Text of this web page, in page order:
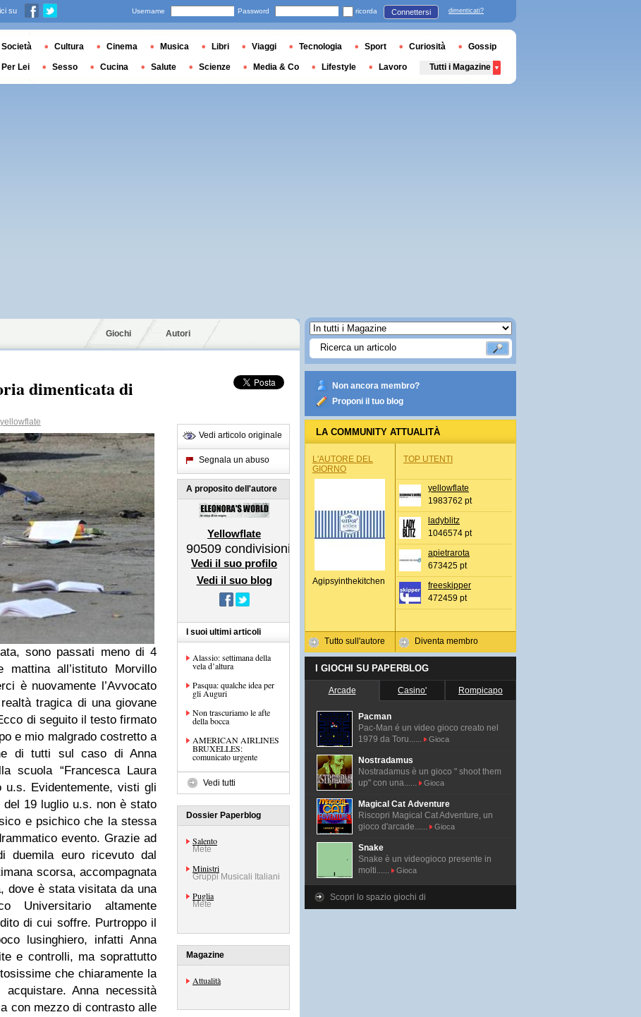
Giochi Autori
dimenticata di
sono passati meno di 4
mattina all’istituto Morvillo
è nuovamente l’Avvocato
tragica di una giovane
di seguito il testo firmato
e mio malgrado costretto a
di tutti sul caso di Anna
scuola “Francesca Laura
u.s. Evidentemente, visti gli
19 luglio u.s. non è stato
e psichico che la stessa
evento. Grazie ad
duemila euro ricevuto dal
scorsa, accompagnata
dove è stata visitata da una
Universitario altamente
di cui soffre. Purtroppo il
lusinghiero, infatti Anna
e controlli, ma soprattutto
che chiaramente la
Anna necessità
con mezzo di contrasto alle
Vedi articolo originale
Segnala un abuso
A proposito dell'autore
Yellowflate
90509 condivisioni
Vedi il suo profilo
Vedi il suo blog
I suoi ultimi articoli
Alassio: settimana della
vela d’altura
Pasqua: qualche idea per
gli Auguri
Non trascuriamo le afte
della bocca
AMERICAN AIRLINES
BRUXELLES:
comunicato urgente
Vedi tutti
Dossier Paperblog
Salento
Mete
Ministri
Gruppi Musicali Italiani
Puglia
Mete
Magazine
Attualità
Non ancora membro?
Proponi il tuo blog
LA COMMUNITY ATTUALITÀ
L'AUTORE DEL
GIORNO
Agipsyinthekitchen
Tutto sull'autore
TOP UTENTI
yellowflate
1983762 pt
ladyblitz
1046574 pt
apietrarota
673425 pt
freeskipper
472459 pt
Diventa membro
I GIOCHI SU PAPERBLOG
Arcade Casino' Rompicapo
Pacman
Pac-Man é un video gioco creato nel
1979 da Toru......
Gioca
Nostradamus
Nostradamus è un gioco " shoot them
up" con una......
Gioca
Magical Cat Adventure
Riscopri Magical Cat Adventure, un
gioco d'arcade......
Gioca
Snake
Snake è un videogioco presente in
molti......
Gioca
Scopri lo spazio giochi di
su Username Password ricorda Connettersi dimenticati?
Società Cultura Cinema Musica Libri Viaggi Tecnologia Sport Curiosità Gossip
Per Lei Sesso Cucina Salute Scienze Media & Co Lifestyle Lavoro Tutti i Magazine